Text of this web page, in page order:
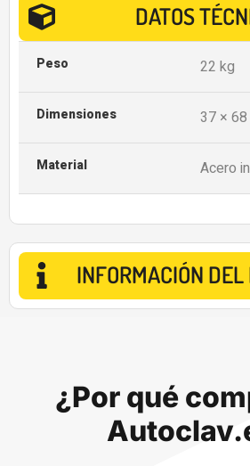
DATOS
Peso 22 kg
Dimensiones 37 ×
Material Acero
INFORMACIÓN DEL
¿Por qué